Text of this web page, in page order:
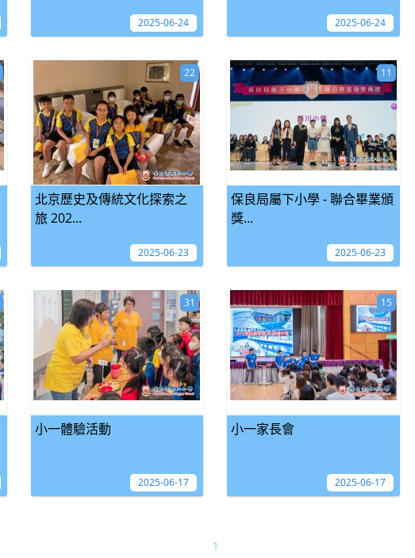
2025-06-24 2025-06-24
北京歷史及傳統文化探索之
旅 202...
22
2025-06-23
保良局屬下小學 - 聯合畢業頒
獎...
11
2025-06-23
小一體驗活動
31
2025-06-17
小一家長會
15
2025-06-17
1